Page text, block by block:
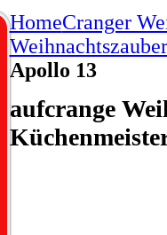
HomeCranger
Apollo 13
aufcrange